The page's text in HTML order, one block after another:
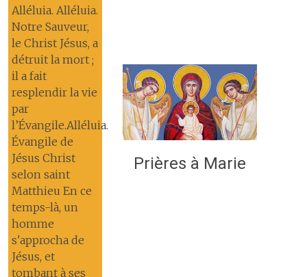
Alléluia. Alléluia.
Notre Sauveur,
le Christ Jésus, a
détruit la mort ;
il a fait
resplendir la vie
par
l’Évangile.Alléluia.
Évangile de
Jésus Christ
selon saint
Matthieu En ce
temps-là, un
homme
s'approcha de
Jésus, et
tombant à ses
Prières à Marie